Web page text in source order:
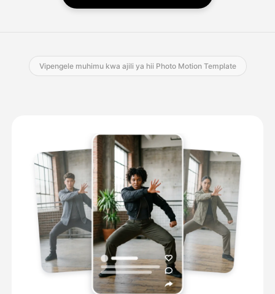
Vipengele muhimu kwa ajili ya hii Photo Motion Template